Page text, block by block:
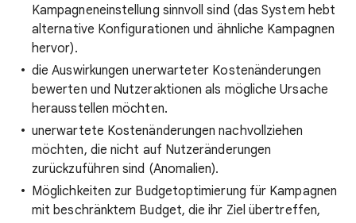
Kampagneneinstellung sinnvoll sind (das System hebt
alternative Konfigurationen und ähnliche Kampagnen
hervor).
die Auswirkungen unerwarteter Kostenänderungen
bewerten und Nutzeraktionen als mögliche Ursache
herausstellen möchten.
unerwartete Kostenänderungen nachvollziehen
möchten, die nicht auf Nutzeränderungen
zurückzuführen sind (Anomalien).
Möglichkeiten zur Budgetoptimierung für Kampagnen
mit beschränktem Budget, die ihr Ziel übertreffen,